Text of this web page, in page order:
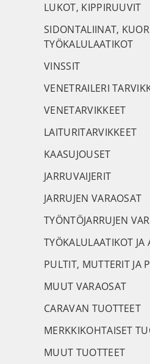
LUKOT, KIPPIRUUVIT
SIDONTALIINAT,
TYÖKALULAATIKOT
VINSSIT
VENETRAILERI
VENETARVIKKEET
LAITURITARVIKKEET
KAASUJOUSET
JARRUVAIJERIT
JARRUJEN VARAOSAT
TYÖNTÖJARRUJEN
TYÖKALULAATIKOT JA
PULTIT, MUTTERIT JA
MUUT VARAOSAT
CARAVAN TUOTTEET
MERKKIKOHTAISET
MUUT TUOTTEET